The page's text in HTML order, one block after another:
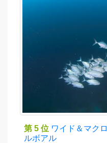
第 5 位 ワイド＆マク
ルボアル